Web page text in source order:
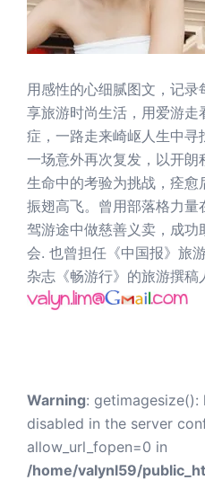
用感性的心细腻图文，记
享旅游时尚生活，用爱游走
症，一路走来崎岖人生中
一场意外再次复发，以开
生命中的考验为挑战，痊
振翅高飞。曾用部落格力量
驾游途中做慈善义卖，成
会. 也曾担任《中国报》旅
杂志《畅游行》的旅游撰稿
Warning:
disabled in the server
allow_url_fopen=0 in
/home/valynl59/